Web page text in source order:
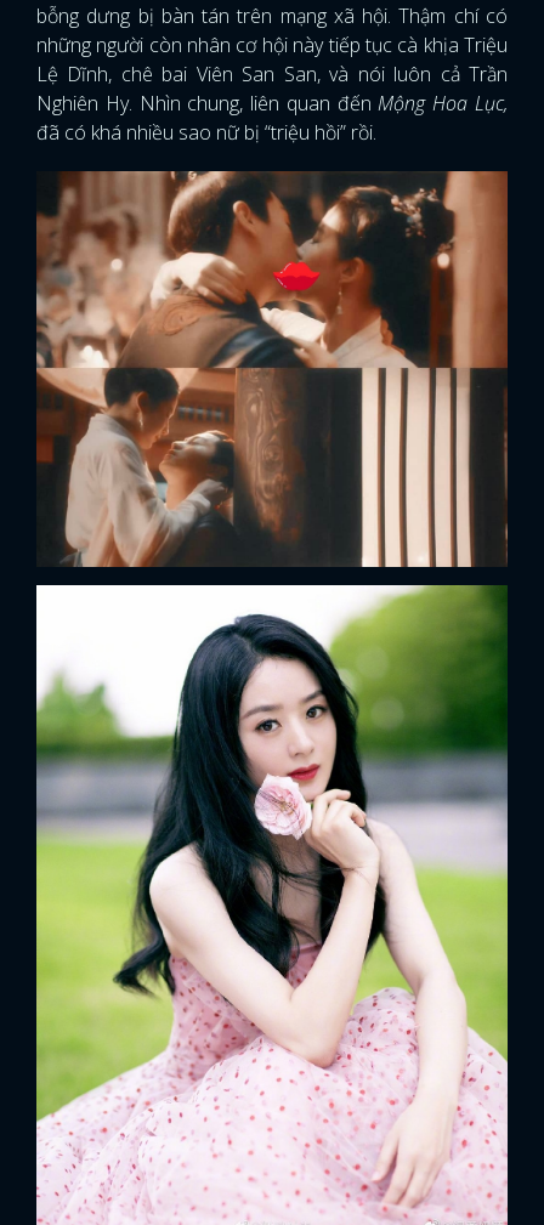
bỗng dưng bị bàn tán trên mạng xã hội. Thậm chí có
những người còn nhân cơ hội này tiếp tục cà khịa Triệu
Lệ Dĩnh, chê bai Viên San San, và nói luôn cả Trần
Nghiên Hy. Nhìn chung, liên quan đếnMộng Hoa Lục,
đã có khá nhiều sao nữ bị “triệu hồi” rồi.